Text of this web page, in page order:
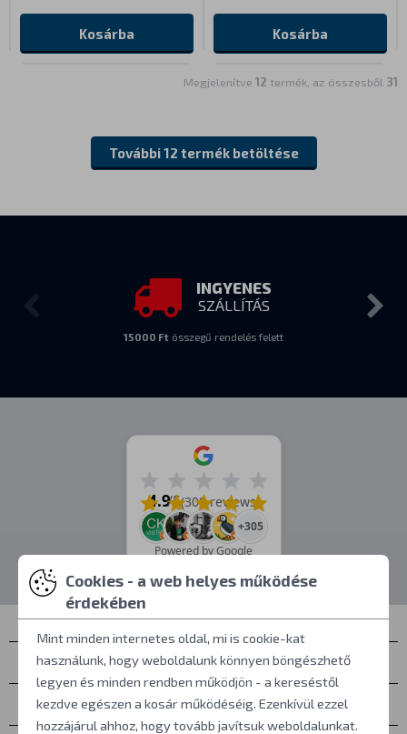
Kosárba Kosárba
Megjelenítve 12 termék, az összesből 31
További 12 termék betöltése
INGYENES
SZÁLLÍTÁS
15000 Ft összegű rendelés felett
4.9/5(309 reviews)
+305
Powered by Google
Névjegyek
Személyes átvétel
Cookies - a web helyes működése
érdekében
Mint minden internetes oldal, mi is cookie-kat
használunk, hogy weboldalunk könnyen böngészhető
legyen és minden rendben működjön - a kereséstől
kezdve egészen a kosár működéséig. Ezenkívül ezzel
hozzájárul ahhoz, hogy tovább javítsuk weboldalunkat.